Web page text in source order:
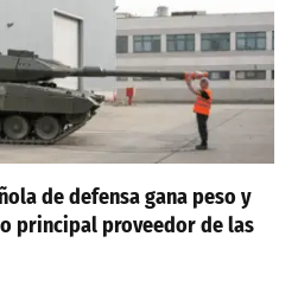
de defensa gana peso y
principal proveedor de las